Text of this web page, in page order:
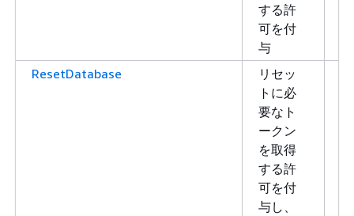
する許
可を付
与
ResetDatabase
リセッ
トに必
要なト
ークン
を取得
する許
可を付
与し、